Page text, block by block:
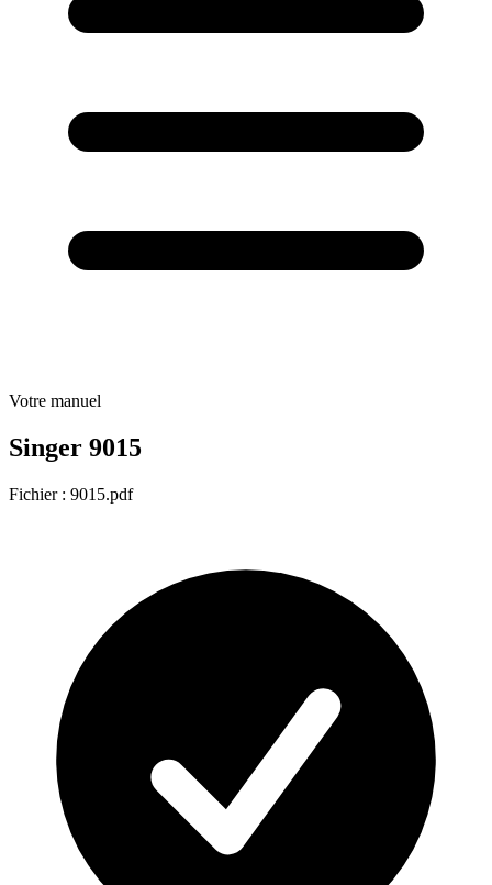
Votre manuel
Singer 9015
Fichier : 9015.pdf